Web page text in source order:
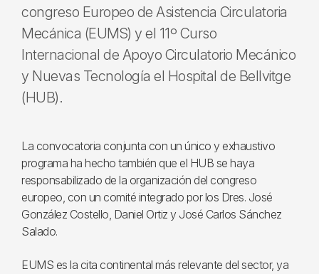
congreso Europeo de Asistencia Circulatoria
Mecánica (EUMS) y el 11º Curso
Internacional de Apoyo Circulatorio Mecánico
y Nuevas Tecnología el Hospital de Bellvitge
(HUB).
La convocatoria conjunta con un único y exhaustivo
programa ha hecho también que el HUB se haya
responsabilizado de la organización del congreso
europeo, con un comité integrado por los Dres. José
González Costello, Daniel Ortiz y José Carlos Sánchez
Salado.
EUMS es la cita continental más relevante del sector, ya